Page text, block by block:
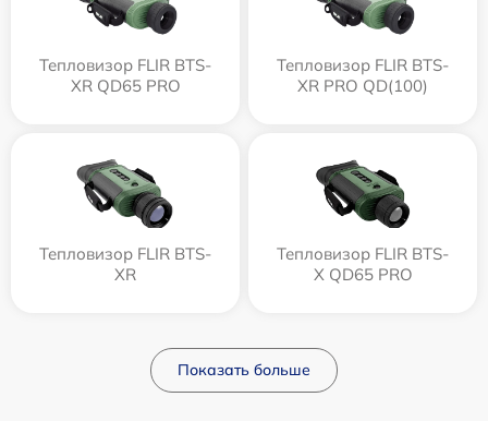
Тепловизор FLIR BTS-
XR QD65 PRO
Тепловизор FLIR BTS-
XR PRO QD(100)
Тепловизор FLIR BTS-
XR
Тепловизор FLIR BTS-
X QD65 PRO
Показать больше